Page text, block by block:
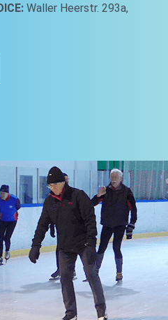
Waller Heerstr. 293a,